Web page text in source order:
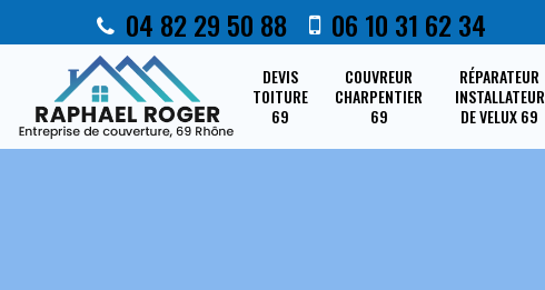
04 82 29 50 88 06 10 31 62 34
DEVIS
TOITURE
69
COUVREUR
CHARPENTIER
69
RÉPARATEUR
INSTALLATEUR
DE VELUX 69